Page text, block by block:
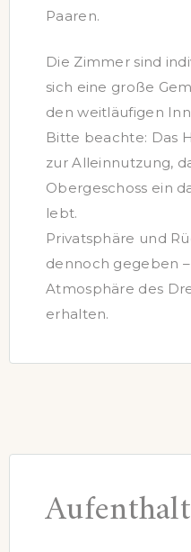
Paaren.
Die Zimmer sind
sich eine große
den weitläufigen
Bitte beachte: Das
zur Alleinnutzung,
Obergeschoss ein
lebt.
Privatsphäre und
dennoch gegeben
Atmosphäre des
erhalten.